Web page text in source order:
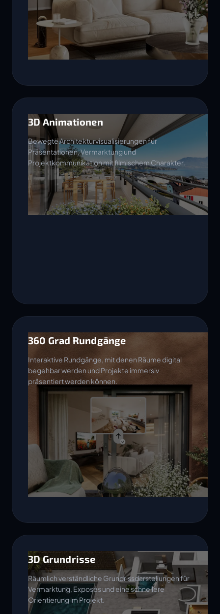
3D Animationen
Bewegte Architekturvisualisierungen für
Präsentationen, Vermarktung und
Projektkommunikation mit filmischem Charakter.
360 Grad Rundgänge
Interaktive Rundgänge, mit denen Räume digital
begehbar werden und Projekte immersiv
präsentiert werden können.
3D Grundrisse
Räumlich verständliche Grundrissdarstellungen für
Vermarktung, Exposés und eine schnellere
Orientierung im Projekt.